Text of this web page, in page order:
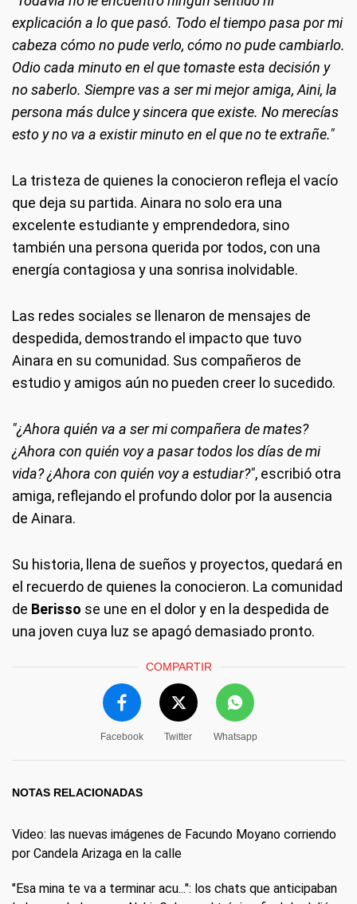
explicación a lo que pasó. Todo el tiempo pasa por mi
cabeza cómo no pude verlo, cómo no pude cambiarlo.
Odio cada minuto en el que tomaste esta decisión y
no saberlo. Siempre vas a ser mi mejor amiga, Aini, la
persona más dulce y sincera que existe. No merecías
esto y no va a existir minuto en el que no te extrañe."
La tristeza de quienes la conocieron refleja el vacío
que deja su partida. Ainara no solo era una
excelente estudiante y emprendedora, sino
también una persona querida por todos, con una
energía contagiosa y una sonrisa inolvidable.
Las redes sociales se llenaron de mensajes de
despedida, demostrando el impacto que tuvo
Ainara en su comunidad. Sus compañeros de
estudio y amigos aún no pueden creer lo sucedido.
"¿Ahora quién va a ser mi compañera de mates?
¿Ahora con quién voy a pasar todos los días de mi
vida? ¿Ahora con quién voy a estudiar?", escribió otra
amiga, reflejando el profundo dolor por la ausencia
de Ainara.
Su historia, llena de sueños y proyectos, quedará en
el recuerdo de quienes la conocieron. La comunidad
de Berisso se une en el dolor y en la despedida de
una joven cuya luz se apagó demasiado pronto.
COMPARTIR
Facebook Twitter Whatsapp
NOTAS RELACIONADAS
Video: las nuevas imágenes de Facundo Moyano corriendo
por Candela Arizaga en la calle
"Esa mina te va a terminar acu...": los chats que anticipaban